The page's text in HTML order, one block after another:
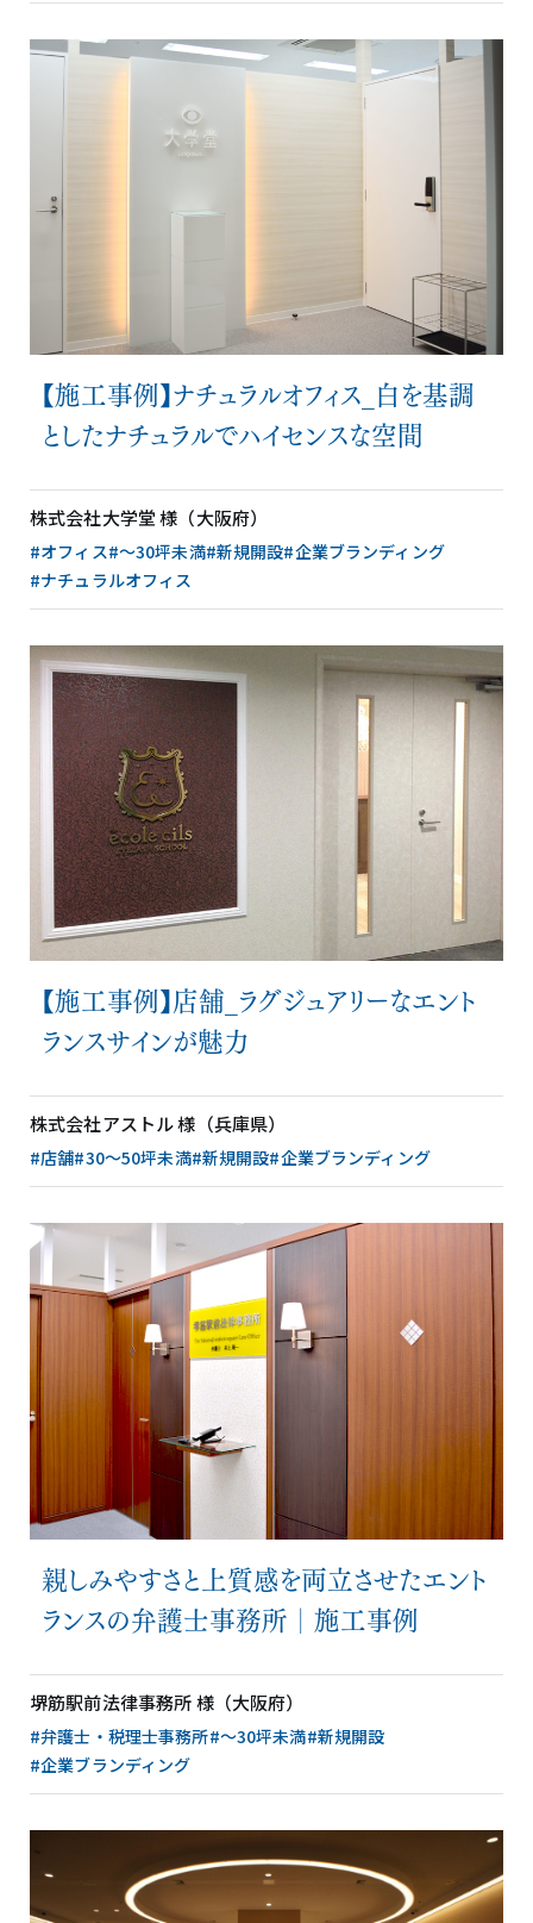
【施工事例】ナチュラルオフィス_白を基調
としたナチュラルでハイセンスな空間
株式会社大学堂 様（大阪府）
#オフィス#〜30坪未満#新規開設#企業ブランディング
#ナチュラルオフィス
【施工事例】店舗_ラグジュアリーなエント
ランスサインが魅力
株式会社アストル 様（兵庫県）
#店舗#30〜50坪未満#新規開設#企業ブランディング
親しみやすさと上質感を両立させたエント
ランスの弁護士事務所│施工事例
堺筋駅前法律事務所 様（大阪府）
#弁護士・税理士事務所#〜30坪未満#新規開設
#企業ブランディング